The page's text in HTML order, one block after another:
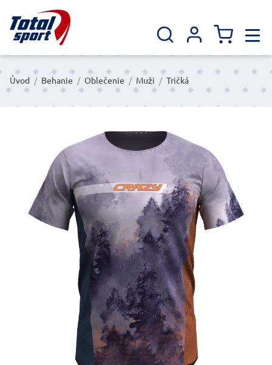
Úvod / Behanie / Oblečenie / Muži / Tričká